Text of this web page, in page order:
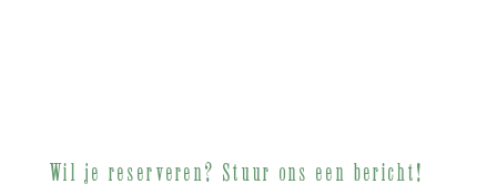
Wil je reserveren? Stuur ons een bericht!